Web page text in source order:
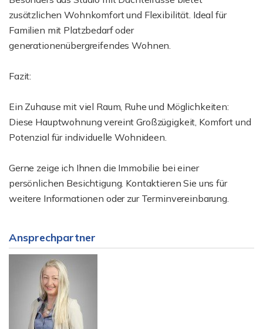
zusätzlichen Wohnkomfort und Flexibilität. Ideal für
Familien mit Platzbedarf oder
generationenübergreifendes Wohnen.
Fazit:
Ein Zuhause mit viel Raum, Ruhe und Möglichkeiten:
Diese Hauptwohnung vereint Großzügigkeit, Komfort und
Potenzial für individuelle Wohnideen.
Gerne zeige ich Ihnen die Immobilie bei einer
persönlichen Besichtigung. Kontaktieren Sie uns für
weitere Informationen oder zur Terminvereinbarung.
Ansprechpartner